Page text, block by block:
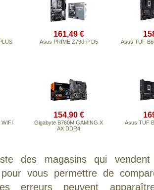
161,49 €
Asus PRIME Z790-P D5 Asus TUF
WIFI
154,90 €
Gigabyte B760M GAMING X
AX DDR4
Asus TUF
des magasins qui
pour vous permettre de
erreurs peuvent